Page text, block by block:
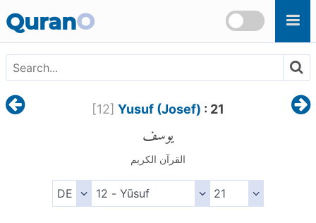
QuranO
[12] Yusuf (Josef) : 21
يوسف
القرآن الكريم